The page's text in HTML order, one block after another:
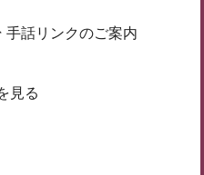
手話リンクのご案内
見る